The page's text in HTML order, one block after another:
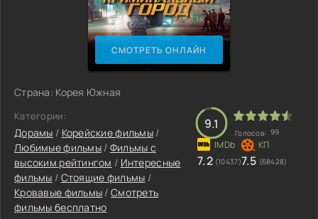
СМОТРЕТЬ ОНЛАЙН
Страна: Корея Южная
Категории:
Дорамы / Корейские фильмы /
Любимые фильмы/ Фильмы с
высоким рейтингом / Интересные
фильмы / Стоящие фильмы /
Кровавые фильмы /Смотреть
фильмы бесплатно
9.1
Голосов: 99
7.2 (10437)7.5 (68428)